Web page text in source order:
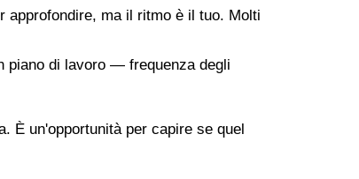
approfondire, ma il ritmo è il tuo. Molti
piano di lavoro — frequenza degli
È un'opportunità per capire se quel